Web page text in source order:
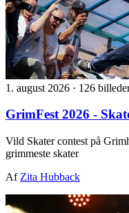
1. august 2026 · 126
GrimFest 2026 -
Vild Skater contest på
grimmeste skater
Af Zita Hubback